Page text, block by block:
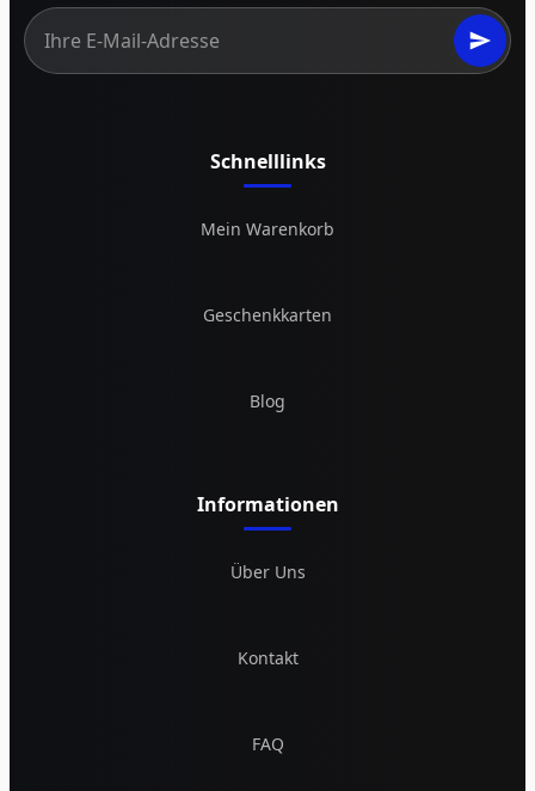
Schnelllinks
Mein Warenkorb
Geschenkkarten
Blog
Informationen
Über Uns
Kontakt
FAQ